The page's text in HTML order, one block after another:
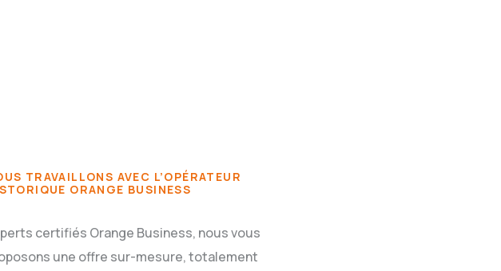
TRAVAILLONS AVEC L’OPÉRATEUR
ORANGE BUSINESS
certifiés Orange Business, nous vous
une offre sur-mesure, totalement